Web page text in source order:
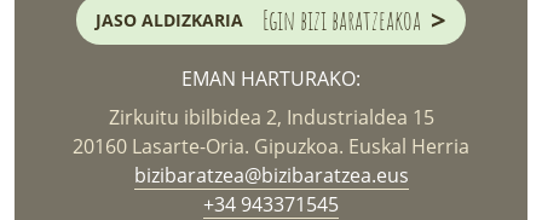
JASO ALDIZKARIA Egin bizi baratzeakoa >
EMAN HARTURAKO:
Zirkuitu ibilbidea 2, Industrialdea 15
20160 Lasarte-Oria. Gipuzkoa. Euskal Herria
bizibaratzea@bizibaratzea.eus
+34 943371545